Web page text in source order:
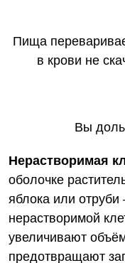
Пища
в крови не
Вы
Нерастворимая
оболочке
яблока или
нерастворимой
увеличивают
предотвращают